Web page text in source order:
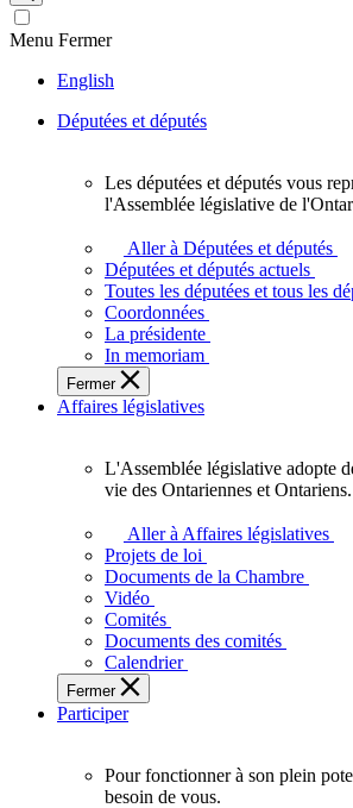
site
Menu Fermer
English
Députées et députés
députés
vous
représentent
sein
de
l'Assemblée
législative
l'Ontario.
Les députées et députés vous
l'Assemblée législative de
Aller à Députées et députés
Députées et députés actuels
Toutes les députées et tous les
Coordonnées
La présidente
In memoriam
Fermer
Affaires législatives
L'Assemblée
adopte
touchent
des
Ontariennes
et
L'Assemblée législative adopte
vie des Ontariennes et Ontariens.
Aller à Affaires législatives
Projets de loi
Documents de la Chambre
Vidéo
Comités
Documents des comités
Calendrier
Fermer
Participer
Pour fonctionner à son plein
besoin de vous.